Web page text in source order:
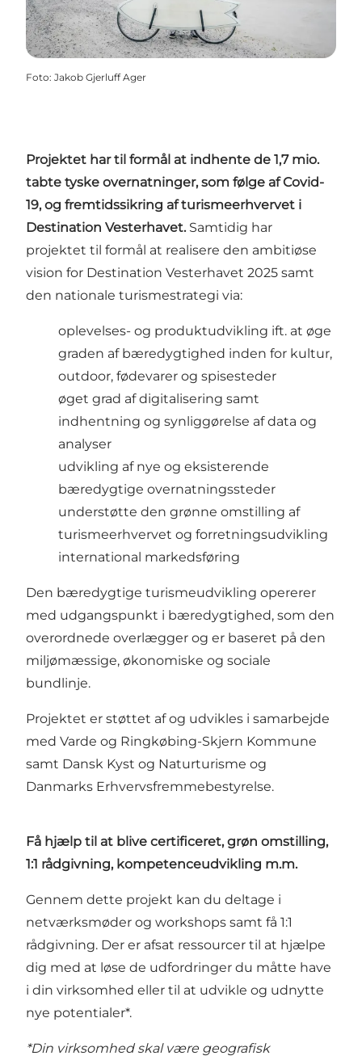
Foto: Jakob Gjerluff Ager
Projektet har til formål at indhente de 1,7 mio.
tabte tyske overnatninger, som følge af Covid-
19, og fremtidssikring af turismeerhvervet i
Destination Vesterhavet. Samtidig har
projektet til formål at realisere den ambitiøse
vision for Destination Vesterhavet 2025 samt
den nationale turismestrategi via:
oplevelses- og produktudvikling ift. at øge
graden af bæredygtighed inden for kultur,
outdoor, fødevarer og spisesteder
øget grad af digitalisering samt
indhentning og synliggørelse af data og
analyser
udvikling af nye og eksisterende
bæredygtige overnatningssteder
understøtte den grønne omstilling af
turismeerhvervet og forretningsudvikling
international markedsføring
Den bæredygtige turismeudvikling opererer
med udgangspunkt i bæredygtighed, som den
overordnede overlægger og er baseret på den
miljømæssige, økonomiske og sociale
bundlinje.
Projektet er støttet af og udvikles i samarbejde
med Varde og Ringkøbing-Skjern Kommune
samt Dansk Kyst og Naturturisme og
Danmarks Erhvervsfremmebestyrelse.
Få hjælp til at blive certificeret, grøn omstilling,
1:1 rådgivning, kompetenceudvikling m.m.
Gennem dette projekt kan du deltage i
netværksmøder og workshops samt få 1:1
rådgivning. Der er afsat ressourcer til at hjælpe
dig med at løse de udfordringer du måtte have
i din virksomhed eller til at udvikle og udnytte
nye potentialer*.
*Din virksomhed skal være geografisk